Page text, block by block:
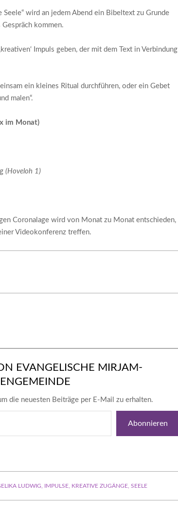
Seele“ wird an jedem Abend ein Bibeltext zu Grunde
kommen.
Impuls geben, der mit dem Text in Verbindung
ein kleines Ritual durchführen, oder ein Gebet
malen“.
im Monat)
(Hoveloh 1)
Coronalage wird von Monat zu Monat entschieden,
Videokonferenz treffen.
EVANGELISCHE MIRJAM-
die neuesten Beiträge per E-Mail zu erhalten.
Abonnieren
LUDWIG IMPULSE KREATIVE ZUGÄNGE SEELE